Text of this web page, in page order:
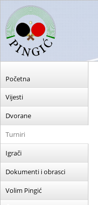
Početna
Vijesti
Dvorane
Turniri
Igrači
Dokumenti i obrasci
Volim Pingić